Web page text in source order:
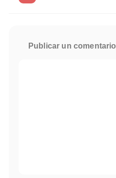
Publicar un comentario